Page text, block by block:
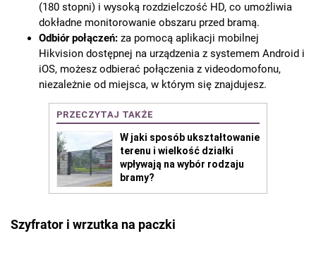
(180 stopni) i wysoką rozdzielczość HD, co umożliwia
dokładne monitorowanie obszaru przed bramą.
Odbiór połączeń: za pomocą aplikacji mobilnej
Hikvision dostępnej na urządzenia z systemem Android i
iOS, możesz odbierać połączenia z videodomofonu,
niezależnie od miejsca, w którym się znajdujesz.
Szyfrator i wrzutka na paczki